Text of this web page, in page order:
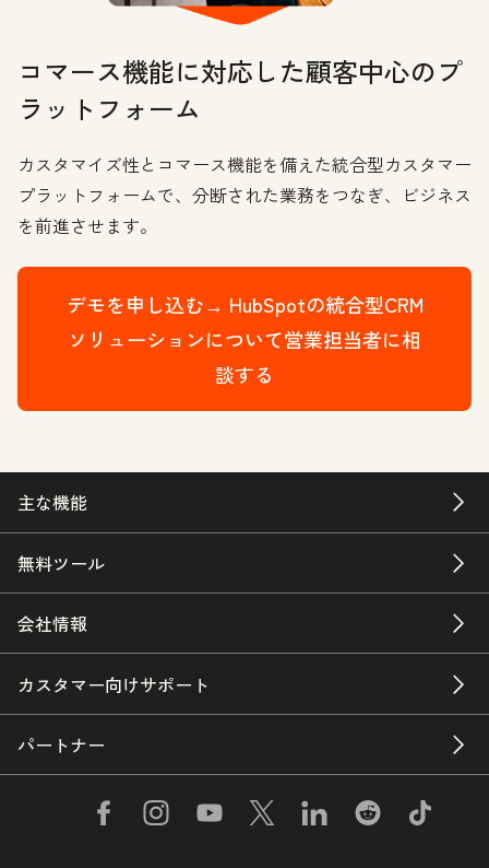
コマース機能に対応した顧客中心のプ
ラットフォーム
カスタマイズ性とコマース機能を備えた統合型カスタマー
プラットフォームで、分断された業務をつなぎ、ビジネス
を前進させます。
デモを申し込む→ HubSpotの統合型CRM
ソリューションについて営業担当者に相
談する
主な機能
無料ツール
会社情報
カスタマー向けサポート
パートナー